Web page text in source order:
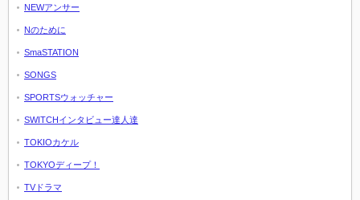
NEWアンサー
Nのために
SmaSTATION
SONGS
SPORTSウォッチャー
SWITCHインタビュー達人達
TOKIOカケル
TOKYOディープ！
TVドラマ